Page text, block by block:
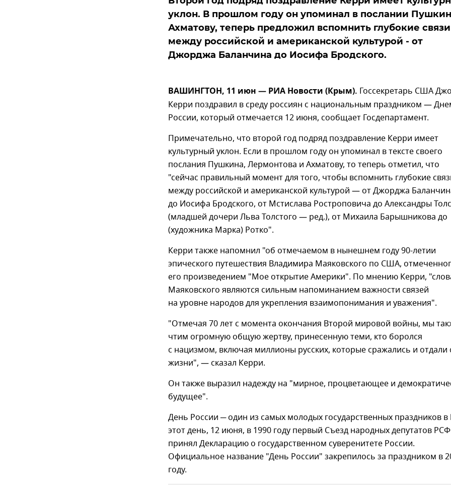
уклон. В прошлом году он упоминал в послании
Ахматову, теперь предложил вспомнить глубокие связи
между российской и американской культурой - от
Джорджа Баланчина до Иосифа Бродского.
ВАШИНГТОН, 11 июн — РИА Новости (Крым). Госсекретарь США
Керри поздравил в среду россиян с национальным праздником —
России, который отмечается 12 июня, сообщает Госдепартамент.
Примечательно, что второй год подряд поздравление Керри имеет
культурный уклон. Если в прошлом году он упоминал в тексте своего
послания Пушкина, Лермонтова и Ахматову, то теперь отметил, что
"сейчас правильный момент для того, чтобы вспомнить глубокие
между российской и американской культурой — от Джорджа
до Иосифа Бродского, от Мстислава Ростроповича до Александры
(младшей дочери Льва Толстого — ред.), от Михаила Барышникова до
(художника Марка) Ротко".
Керри также напомнил "об отмечаемом в нынешнем году 90-летии
эпического путешествия Владимира Маяковского по США,
его произведением "Мое открытие Америки". По мнению Керри,
Маяковского являются сильным напоминанием важности связей
на уровне народов для укрепления взаимопонимания и уважения".
"Отмечая 70 лет с момента окончания Второй мировой войны, мы
чтим огромную общую жертву, принесенную теми, кто боролся
с нацизмом, включая миллионы русских, которые сражались и отдали
жизни", — сказал Керри.
Он также выразил надежду на "мирное, процветающее и
будущее".
День России ─ один из самых молодых государственных праздников
этот день, 12 июня, в 1990 году первый Съезд народных депутатов
принял Декларацию о государственном суверенитете России.
Официальное название "День России" закрепилось за праздником в
году.